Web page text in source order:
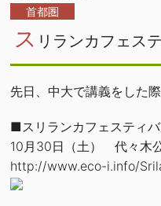
首都圏
ス リランカフェス
先日、中大で講義をした
■スリランカフェスティ
10月30日（土） 代々木
http://www.eco-i.info/